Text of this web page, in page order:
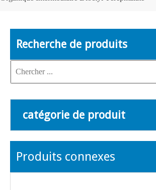
Recherche de produits
catégorie de produit
Produits connexes